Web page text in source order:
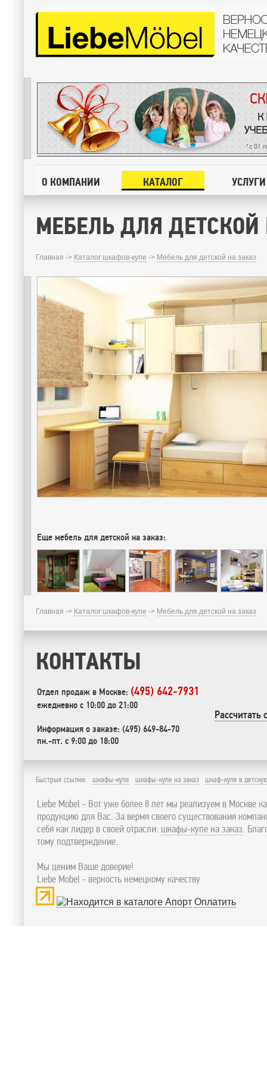
О КОМПАНИИ КАТАЛОГ УСЛУГИ
МЕБЕЛЬ ДЛЯ ДЕТСКОЙ
Главная -> Каталог шкафов-купе -> Мебель для детской на заказ
Еще мебель для детской на заказ:
Главная -> Каталог шкафов-купе -> Мебель для детской на заказ
КОНТАКТЫ
Отдел продаж в Москве: (495) 642-7931
ежедневно с 10:00 до 21:00
Информация о заказе: (495) 649-84-70
пн.-пт. с 9:00 до 18:00
Быстрые ссылки: шкафы-купе шкафы-купе на заказ шкаф-купе в
Liebe Mobel - Вот уже более 8 лет мы реализуем в Москве
продукцию для Вас. За вермя своего существования
себя как лидер в своей отрасли: шкафы-купе на заказ.
тому подтверждение.
Мы ценим Ваше доверие!
Liebe Mobel - верность немецкому качеству
Оплатить